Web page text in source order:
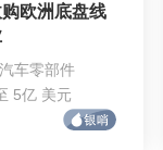
欧洲底盘线
汽车零部件
5亿 美元